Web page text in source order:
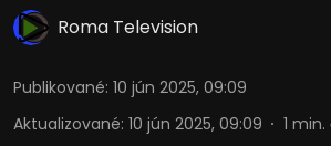
Roma Television
Publikované: 10 jún 2025, 09:09
Aktualizované: 10 jún 2025, 09:09 1 min.
Identifikácia zariadení na základe
aktívne vyžiadaných informácií
Účely spracovania, ktoré nie sú v
Potrebný